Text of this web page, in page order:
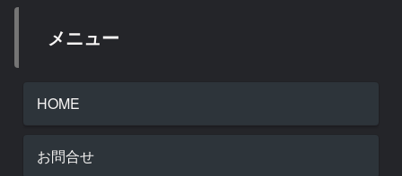
メニュー
HOME
お問合せ